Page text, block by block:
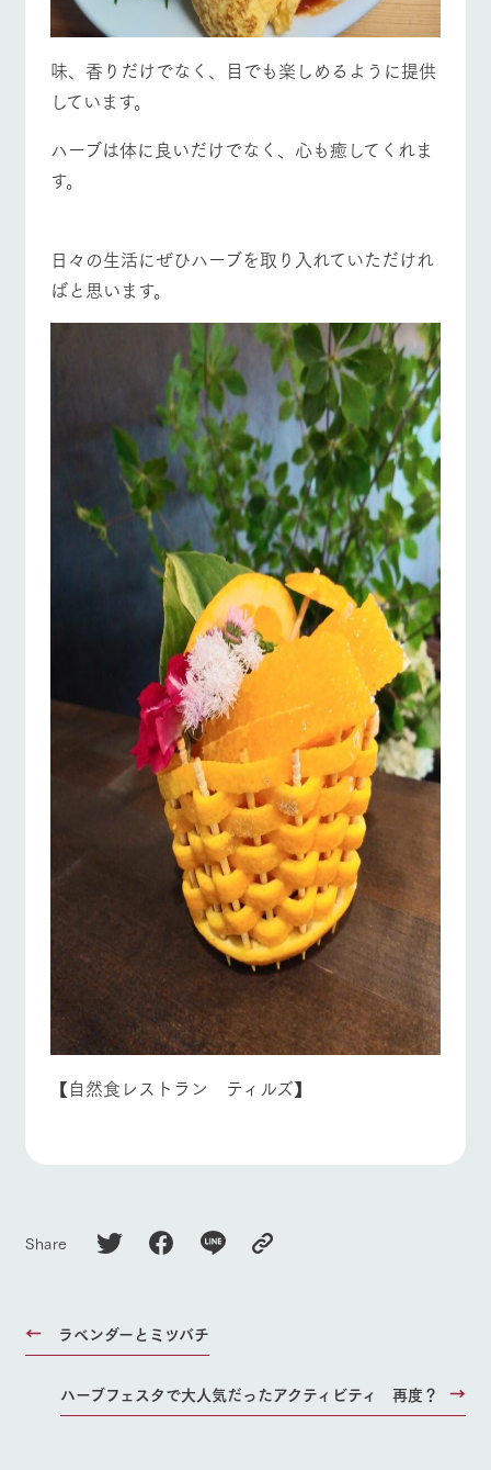
味、香りだけでなく、目でも楽しめるように提供
しています。
ハーブは体に良いだけでなく、心も癒してくれま
す。
日々の生活にぜひハーブを取り入れていただけれ
ばと思います。
【自然食レストラン ティルズ】
Share
ラベンダーとミツバチ
ハーブフェスタで大人気だったアクティビティ 再度？